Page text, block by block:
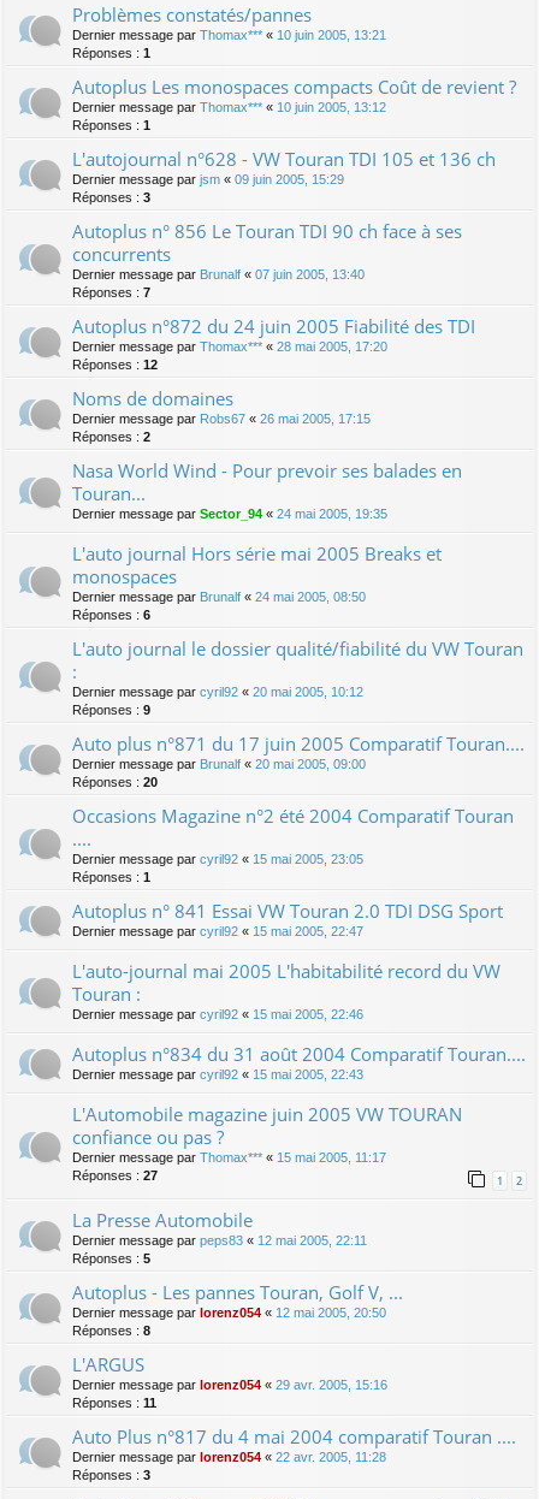
Problèmes constatés/pannes
Dernier message par Thomax*** « 10 juin 2005, 13:21
Réponses : 1
Autoplus Les monospaces compacts Coût de revient ?
Dernier message par Thomax*** « 10 juin 2005, 13:12
Réponses : 1
L'autojournal n°628 - VW Touran TDI 105 et 136 ch
Dernier message par jsm « 09 juin 2005, 15:29
Réponses : 3
Autoplus n° 856 Le Touran TDI 90 ch face à ses
concurrents
Dernier message par Brunalf « 07 juin 2005, 13:40
Réponses : 7
Autoplus n°872 du 24 juin 2005 Fiabilité des TDI
Dernier message par Thomax*** « 28 mai 2005, 17:20
Réponses : 12
Noms de domaines
Dernier message par Robs67 « 26 mai 2005, 17:15
Réponses : 2
Nasa World Wind - Pour prevoir ses balades en
Touran...
Dernier message par Sector_94 « 24 mai 2005, 19:35
L'auto journal Hors série mai 2005 Breaks et
monospaces
Dernier message par Brunalf « 24 mai 2005, 08:50
Réponses : 6
L'auto journal le dossier qualité/fiabilité du VW Touran
:
Dernier message par cyril92 « 20 mai 2005, 10:12
Réponses : 9
Auto plus n°871 du 17 juin 2005 Comparatif Touran....
Dernier message par Brunalf « 20 mai 2005, 09:00
Réponses : 20
Occasions Magazine n°2 été 2004 Comparatif Touran
....
Dernier message par cyril92 « 15 mai 2005, 23:05
Réponses : 1
Autoplus n° 841 Essai VW Touran 2.0 TDI DSG Sport
Dernier message par cyril92 « 15 mai 2005, 22:47
L'auto-journal mai 2005 L'habitabilité record du VW
Touran :
Dernier message par cyril92 « 15 mai 2005, 22:46
Autoplus n°834 du 31 août 2004 Comparatif Touran....
Dernier message par cyril92 « 15 mai 2005, 22:43
L'Automobile magazine juin 2005 VW TOURAN
confiance ou pas ?
Dernier message par Thomax*** « 15 mai 2005, 11:17
Réponses : 27 1 2
La Presse Automobile
Dernier message par peps83 « 12 mai 2005, 22:11
Réponses : 5
Autoplus - Les pannes Touran, Golf V, ...
Dernier message par lorenz054 « 12 mai 2005, 20:50
Réponses : 8
L'ARGUS
Dernier message par lorenz054 « 29 avr. 2005, 15:16
Réponses : 11
Auto Plus n°817 du 4 mai 2004 comparatif Touran ....
Dernier message par lorenz054 « 22 avr. 2005, 11:28
Réponses : 3